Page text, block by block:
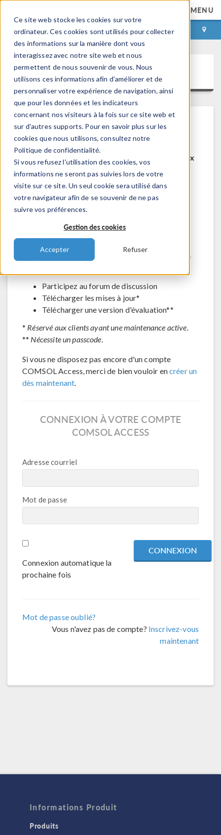
Ce site web stocke les cookies sur votre
ordinateur. Ces cookies sont utilisés pour collecter
des informations sur la manière dont vous
interagissez avec notre site web et nous
permettent de nous souvenir de vous. Nous
utilisons ces informations afin d'améliorer et de
personnaliser votre expérience de navigation, ainsi
que pour les données et les indicateurs
concernant nos visiteurs à la fois sur ce site web et
sur d'autres supports. Pour en savoir plus sur les
cookies que nous utilisons, consultez notre
Politique de confidentialité.
Si vous refusez l'utilisation des cookies, vos
informations ne seront pas suivies lors de votre
visite sur ce site. Un seul cookie sera utilisé dans
votre navigateur afin de se souvenir de ne pas
suivre vos préférences.
Gestion des cookies
Accepter Refuser
MENU
CONNEXION CONTACT
COMSOL Access
Bienvenue sur COMSOL Access
COMSOL Access est un service disponible aux
utilisateurs et contacts.
Bénéfices:
Modifier les informations de contact et de
Contacter le support technique
Voir les inscriptions aux évènements à venir
Accéder à COMSOL Exchange - partage de
Participez au forum de discussion
Télécharger les mises à jour*
Télécharger une version d'évaluation**
* Réservé aux clients ayant une maintenance active.
** Nécessite un passcode.
Si vous ne disposez pas encore d'un compte
COMSOL Access, merci de bien vouloir encréer un
dès maintenant.
CONNEXION À VOTRE COMPTE
COMSOL ACCESS
Adresse courriel
Mot de passe
Connexion automatique la
prochaine fois
Mot de passe oublié?
Vous n'avez pas de compte? Inscrivez-vous
maintenant
Informations Produit
Produits